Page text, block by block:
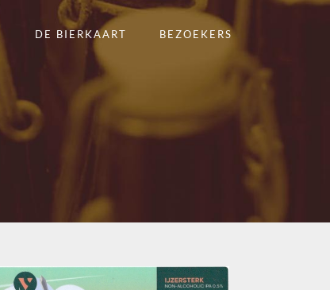
DE BIERKAART BEZOEKERS